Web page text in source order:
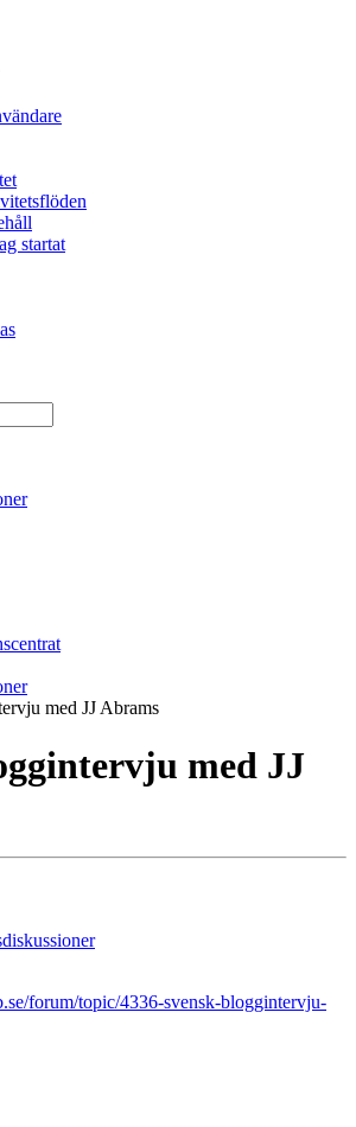
startat
med JJ Abrams
med JJ
forum/topic/4336-svensk-bloggintervju-